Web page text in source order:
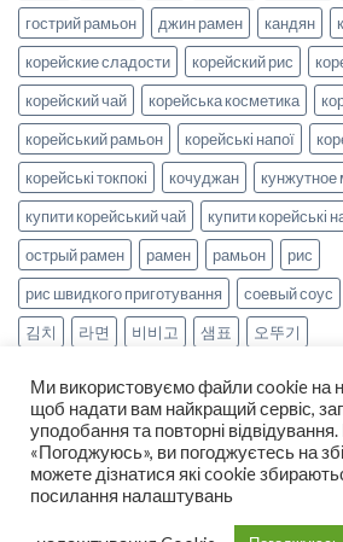
гострий рамьон
джин рамен кандян
корейские сладости
корейский рис
корейский чай
корейська косметика
корейський рамьон
корейські напої
корейські токпокі
кочуджан
кунжутное
купити корейський чай
купити корейські
острый рамен
рамен рамьон
рис
рис швидкого приготування
соевый соус
김치
라면 비비고 샘표 오뚜기
НОВИНИ РЕЦЕПТИ
ОПЛАТА
ДОГОВІР ОФЕРТИ
Ми використовуємо файли cookie на
щоб надати вам найкращий сервіс,
уподобання та повторні
«Погоджуюсь», ви погоджуєтесь на
можете дізнатися які cookie
посилання налаштувань